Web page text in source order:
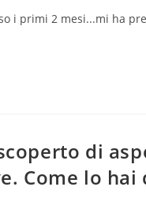
i primi 2 mesi...mi ha
di
Come lo